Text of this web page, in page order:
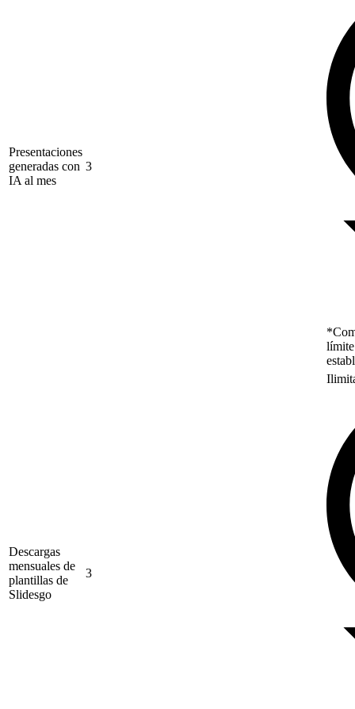
Presentaciones
generadas con
IA al mes
3
Descargas
mensuales de
plantillas de
Slidesgo
3